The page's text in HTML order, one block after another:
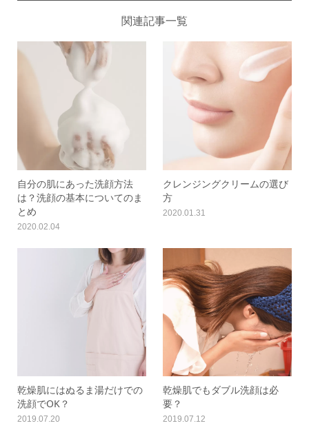
関連記事一覧
自分の肌にあった洗顔方法
は？洗顔の基本についてのま
とめ
2020.02.04
クレンジングクリームの選び
方
2020.01.31
乾燥肌にはぬるま湯だけでの
洗顔でOK？
2019.07.20
乾燥肌でもダブル洗顔は必
要？
2019.07.12